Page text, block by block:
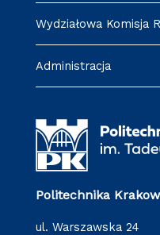
Wydziałowa Komisja
Administracja
Politechnika
ul. Warszawska 24